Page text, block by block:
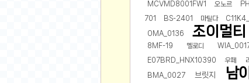
신차 인증샷
암호화폐
MCVMD8001FW1
오노르
701 BS-2401 마틸다
OMA_0136 조이멀티
8MF-19
멜로디
E07BRD_HNX10390 우페
BMA_0027 브릿지 남